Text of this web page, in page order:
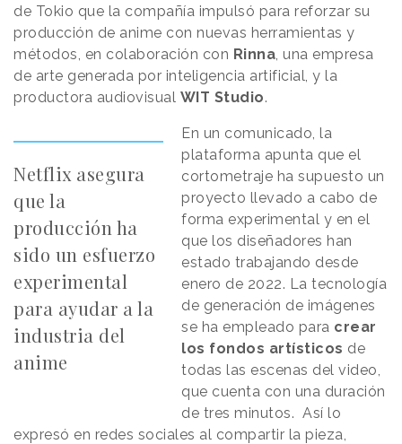
de Tokio que la compañía impulsó para reforzar su
producción de anime con nuevas herramientas y
métodos, en colaboración con Rinna , una empresa
de arte generada por inteligencia artificial, y la
productora audiovisual WIT Studio.
Netflix asegura
que la
producción ha
sido un esfuerzo
experimental
para ayudar a la
industria del
anime
En un comunicado, la
plataforma apunta que el
cortometraje ha supuesto un
proyecto llevado a cabo de
forma experimental y en el
que los diseñadores han
estado trabajando desde
enero de 2022. La tecnología
de generación de imágenes
se ha empleado para crear
los fondos artísticos de
todas las escenas del video,
que cuenta con una duración
de tres minutos. Así lo
expresó en redes sociales al compartir la pieza,